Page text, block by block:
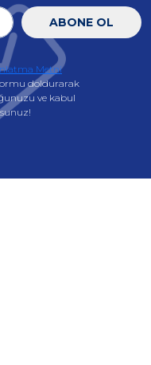
ABONE OL
Metni
doldurarak
ve kabul